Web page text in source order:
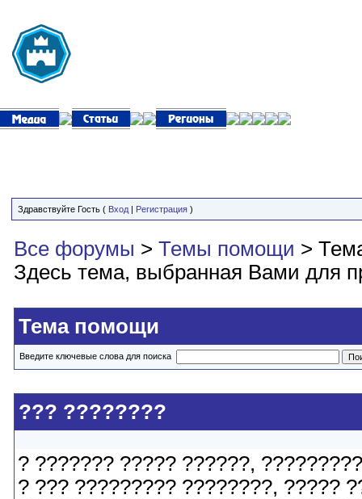
Здравствуйте Гость ( Вход | Регистрация )
Все форумы > Темы помощи >
Здесь тема, выбранная Вами для
Тема помощи
Введите ключевые слова для поиска
??? ????????
? ??????? ????? ??????,
? ??? ????????? ????????, ?????